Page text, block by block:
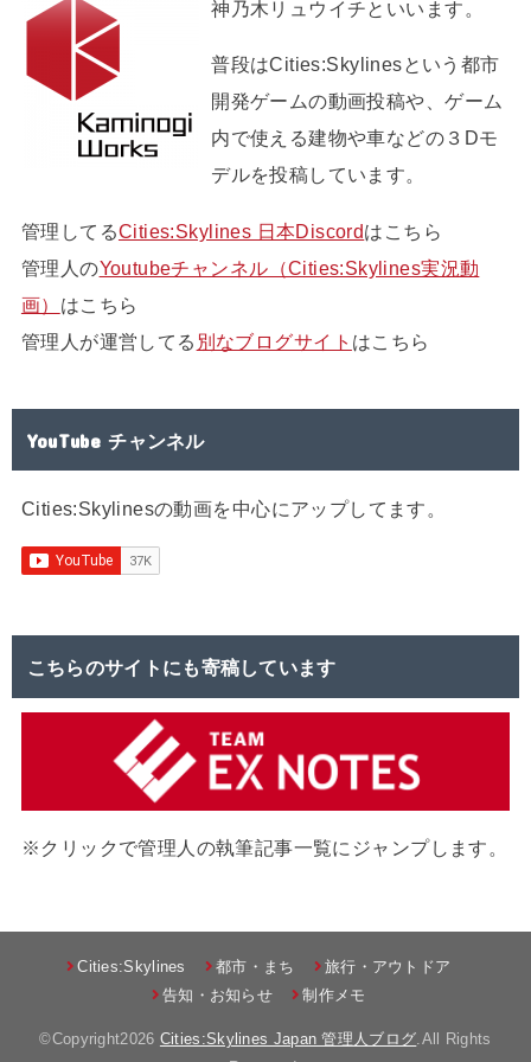
神乃木リュウイチといいます。
普段はCities:Skylinesという都市
開発ゲームの動画投稿や、ゲーム
内で使える建物や車などの３Dモ
デルを投稿しています。
管理してるCities:Skylines 日本Discordはこちら
管理人のYoutubeチャンネル（Cities:Skylines実況動
画） はこちら
管理人が運営してる 別なブログサイト はこちら
YouTube チャンネル
Cities:Skylinesの動画を中心にアップしてます。
こちらのサイトにも寄稿しています
※クリックで管理人の執筆記事一覧にジャンプします。
Cities:Skylines 都市・まち
旅行・アウトドア
告知・お知らせ
制作メモ
©Copyright2026 Cities:Skylines Japan 管理人ブログ .All Rights